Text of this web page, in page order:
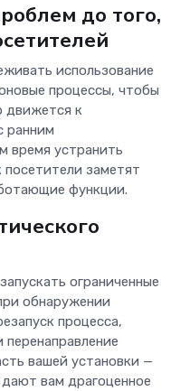
до того,
использование
процессы, чтобы
движется к
ранним
время устранить
заметят
функции.
ограниченные
обнаружении
процесса,
вашей установки —
вам драгоценное